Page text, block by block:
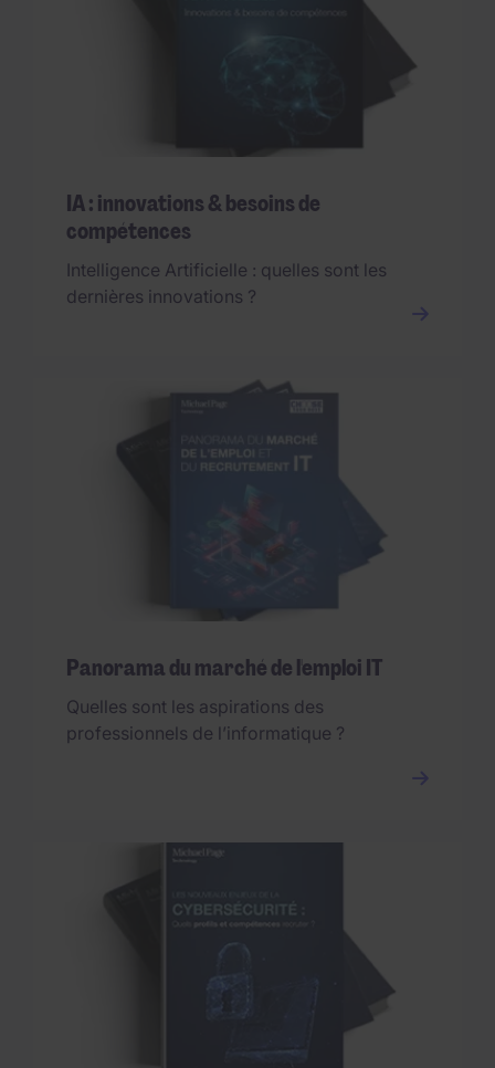
IA : innovations & besoins de
compétences
Intelligence Artificielle : quelles sont les
dernières innovations ?
Panorama du marché de l'emploi IT
Quelles sont les aspirations des
professionnels de l’informatique ?